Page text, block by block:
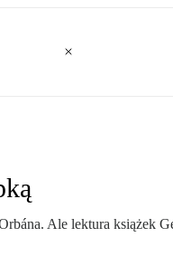
Ale lektura książek